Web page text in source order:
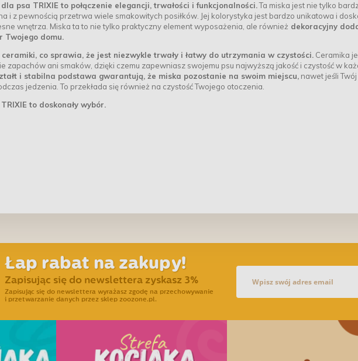
psa TRIXIE to połączenie elegancji, trwałości i funkcjonalności.Ta miska jest nie tylko
i z pewnością przetrwa wiele smakowitych posiłków. Jej kolorystyka jest bardzo unikatowa i
wnętrza. Miska ta to nie tylko praktyczny element wyposażenia, ale również dekoracyjny
Twojego domu.
co sprawia, że jest niezwykle trwały i łatwy do utrzymania w czystości. Ceramika
zapachów ani smaków, dzięki czemu zapewniasz swojemu psu najwyższą jakość i czystość w
i stabilna podstawa gwarantują, że miska pozostanie na swoim miejscu, nawet jeśli
jedzenia. To przekłada się również na czystość Twojego otoczenia.
to doskonały wybór.
Łap rabat na zakupy!
Zapisując się do newslettera zyskasz 3%
Zapisując się do newslettera wyrażasz zgodę na przechowywanie
i przetwarzanie danych przez sklep zoozone.pl.